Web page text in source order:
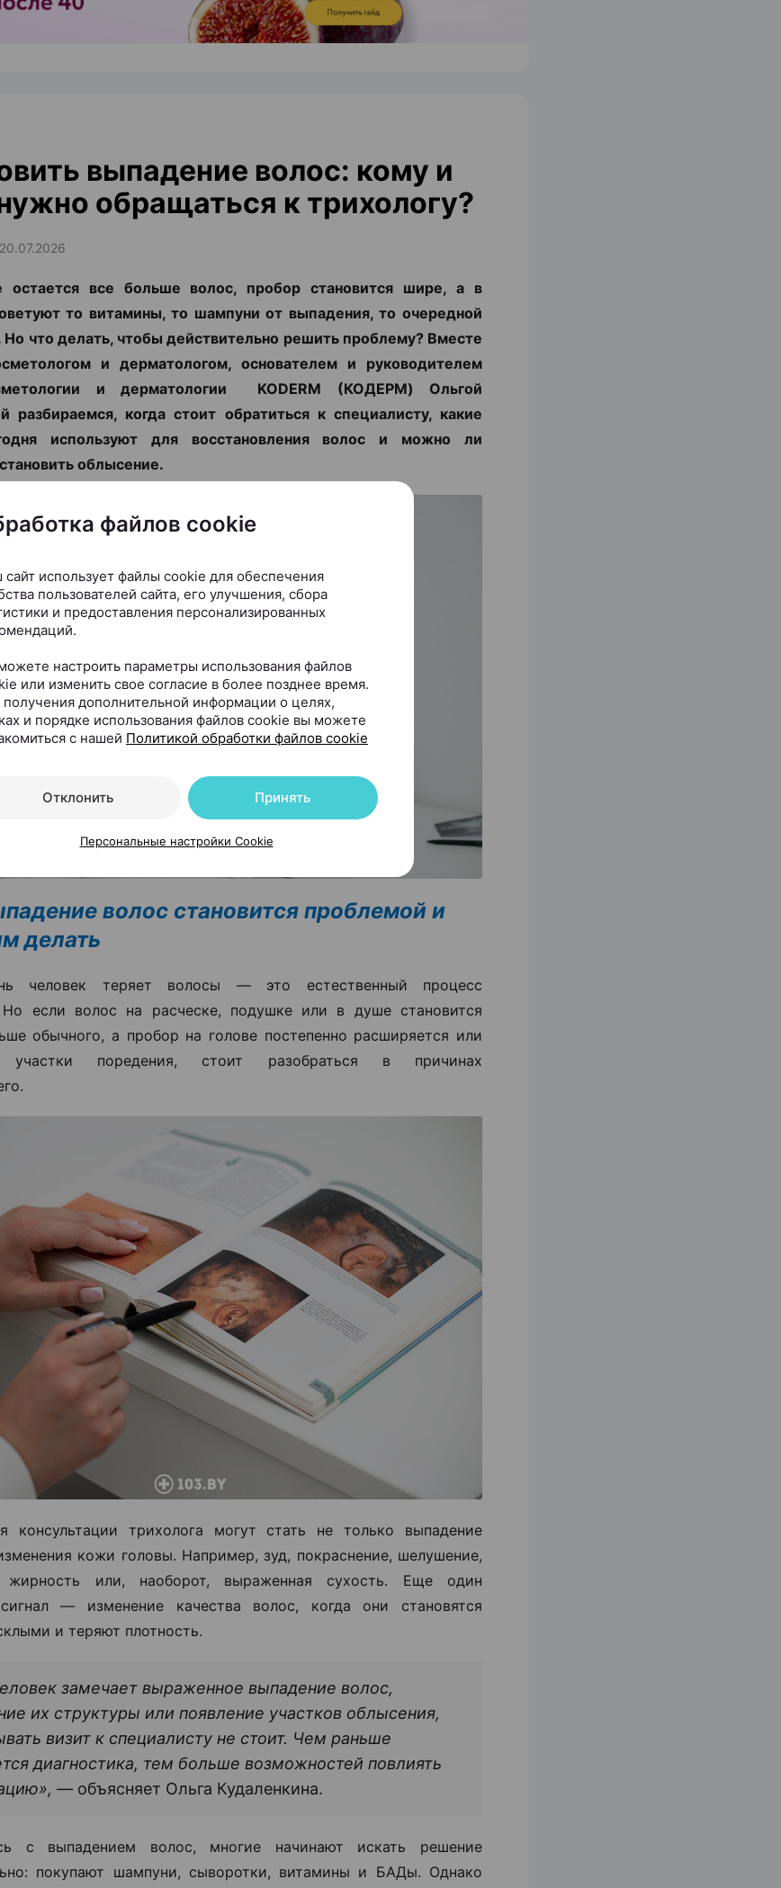
выпадение волос: кому и
обращаться к трихологу?
остается все больше волос, пробор становится шире, а в
то витамины, то шампуни от выпадения, то очередной
что делать, чтобы действительно решить проблему? Вместе
и дерматологом, основателем и руководителем
и дерматологии KODERM (КОДЕРМ) Ольгой
разбираемся, когда стоит обратиться к специалисту, какие
используют для восстановления волос и можно ли
облысение.
волос становится проблемой и
делать
человек теряет волосы — это естественный процесс
Но если волос на расческе, подушке или в душе становится
обычного, а пробор на голове постепенно расширяется или
участки поредения, стоит разобраться в причинах
консультации трихолога могут стать не только выпадение
кожи головы. Например, зуд, покраснение, шелушение,
жирность или, наоборот, выраженная сухость. Еще один
— изменение качества волос, когда они становятся
и теряют плотность.
замечает выраженное выпадение волос,
их структуры или появление участков облысения,
визит к специалисту не стоит. Чем раньше
диагностика, тем больше возможностей повлиять
— объясняет Ольга Кудаленкина.
с выпадением волос, многие начинают искать решение
покупают шампуни, сыворотки, витамины и БАДы. Однако
файлов cookie
сайт использует файлы cookie для обеспечения
пользователей сайта, его улучшения, сбора
и предоставления персонализированных
настроить параметры использования файлов
или изменить свое согласие в более позднее время.
дополнительной информации о целях,
и порядке использования файлов cookie вы можете
с нашей Политикой обработки файлов cookie
Отклонить Принять
Персональные настройки Cookie